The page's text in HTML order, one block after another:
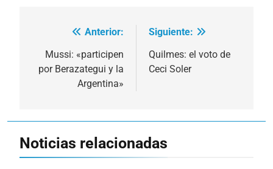
Navegación
de
entradas
Anterior:
Mussi: «participen
por Berazategui y la
Argentina»
Siguiente:
Quilmes: el voto de
Ceci Soler
Noticias relacionadas